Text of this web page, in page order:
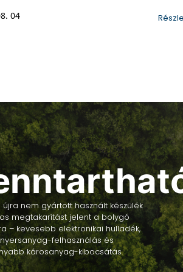
04
újra nem gyártott használt készülék
megtakarítást jelent a bolygó
– kevesebb elektronikai hulladék,
felhasználás és
károsanyag-kibocsátás.